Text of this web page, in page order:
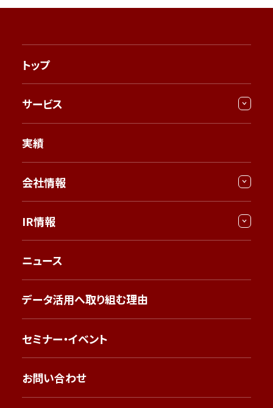
トップ
サービス
実績
会社情報
IR情報
ニュース
データ活用へ取り組む理由
セミナー・イベント
お問い合わせ